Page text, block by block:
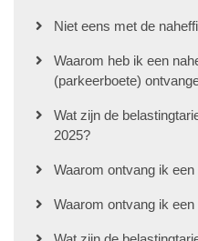
Niet eens met de
Waarom heb ik een
(parkeerboete)
Wat zijn de
2025?
Waarom ontvang ik
Waarom ontvang ik